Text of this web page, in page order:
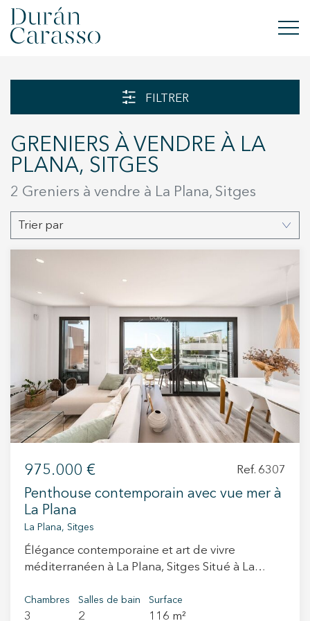
VENDRE
NOUVELLE CONSTRUCTION
INVESTISSEMENTS
GROUPE DC
CONTACT
+34 935 178 067
ES CA EN
FILTRER
GRENIERS À VENDRE À LA
PLANA, SITGES
2 Greniers à vendre à La Plana, Sitges
Trier par
975.000 € Ref. 6307
Penthouse contemporain avec vue mer à
La Plana
La Plana, Sitges
Élégance contemporaine et art de vivre
méditerranéen à La Plana, Sitges Situé à La
recherchées de Sitges, cet appartement récent
incarne une vision contemporaine du confort en
Chambres
3
Salles de bain
2
Surface
116 m²